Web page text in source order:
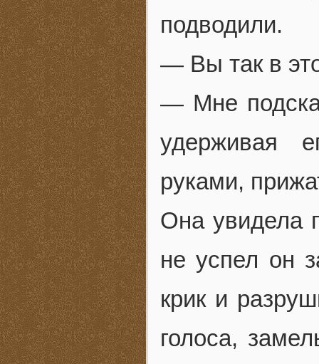
подводили.
— Вы так в
— Мне
удерживая
руками,
Она увидела
не успел он
крик и
голоса,